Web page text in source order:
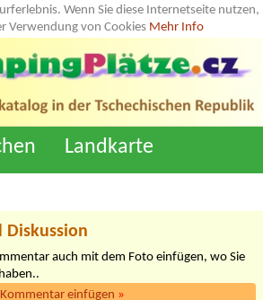
Wenn Sie diese Internetseite nutzen,
Verwendung von Cookies Mehr Info
Landkarte
Diskussion
auch mit dem Foto einfügen, wo Sie
Kommentar einfügen »